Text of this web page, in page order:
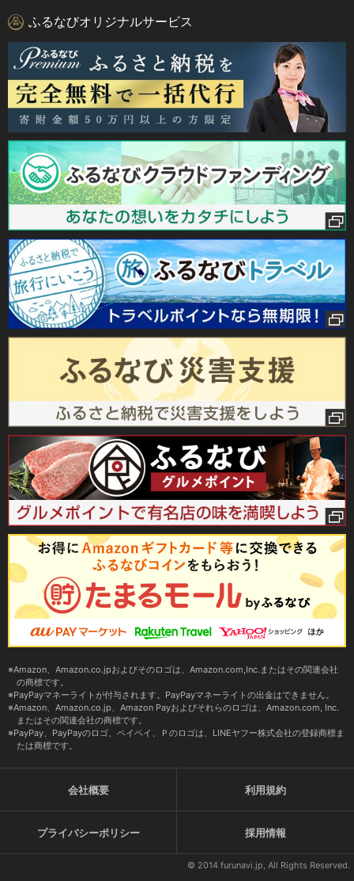
ふるなびオリジナルサービス
Amazon、Amazon.co.jpおよびそのロゴは、Amazon.com,Inc.またはその関連会社
の商標です。
PayPayマネーライトが付与されます。PayPayマネーライトの出金はできません。
Amazon、Amazon.co.jp、Amazon Payおよびそれらのロゴは、Amazon.com, Inc.
またはその関連会社の商標です。
PayPay、PayPayのロゴ、ペイペイ、Ｐのロゴは、LINEヤフー株式会社の登録商標ま
たは商標です。
会社概要 利用規約
プライバシーポリシー 採用情報
© 2014 furunavi.jp, All Rights Reserved.